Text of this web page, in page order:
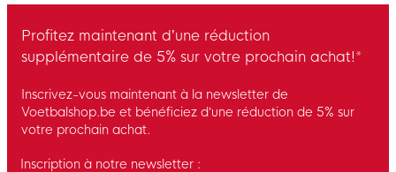
Profitez maintenant d’une réduction
supplémentaire de 5% sur votre prochain achat!*
Inscrivez-vous maintenant à la newsletter de
Voetbalshop.be et bénéficiez d’une réduction de 5% sur
votre prochain achat.
Inscription à notre newsletter :